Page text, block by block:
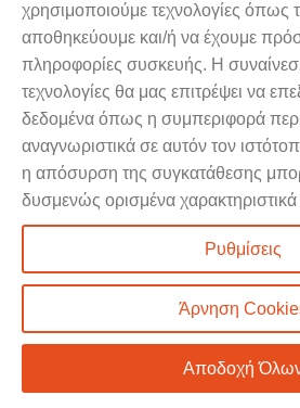
24 ώρες την ημέρα, 7 μέρες την
εβδομάδα, βρισκόμαστε στη διάθεσή
σας.
Προσωπικά Δεδομένα – Cookies Policy|
Αστήρ:
pagosmiosastir-
ντετέκτιβ.gr
χρησιμοποιούμε τεχνολογίες όπως
αποθηκεύουμε και/ή να έχουμε
πληροφορίες συσκευής. Η
τεχνολογίες θα μας επιτρέψει να
δεδομένα όπως η συμπεριφορά
αναγνωριστικά σε αυτόν τον
η απόσυρση της συγκατάθεσης
δυσμενώς ορισμένα χαρακτηριστικά
Ρυθμίσεις
Άρνηση
Αποδοχή